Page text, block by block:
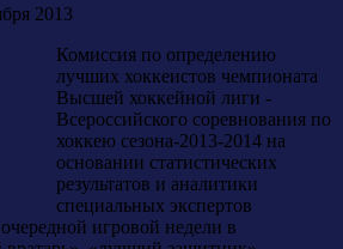
2013
Комиссия по определению
лучших хоккеистов чемпионата
Высшей хоккейной лиги -
Всероссийского соревнования по
хоккею сезона-2013-2014 на
основании статистических
результатов и аналитики
специальных экспертов
игровой недели в